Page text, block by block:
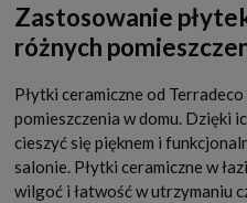
Zastosowanie
różnych
Płytki ceramiczne od
pomieszczenia w domu. Dzięki
cieszyć się pięknem i
salonie. Płytki ceramiczne w
wilgoć i łatwość w utrzymaniu